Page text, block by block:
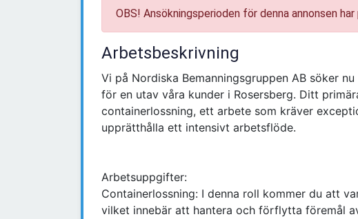
OBS! Ansökningsperioden för denna annonsen
Arbetsbeskrivning
Vi på Nordiska Bemanningsgruppen AB söker
för en utav våra kunder i Rosersberg. Ditt
containerlossning, ett arbete som kräver
upprätthålla ett intensivt arbetsflöde.
Arbetsuppgifter:
Containerlossning: I denna roll kommer du att
vilket innebär att hantera och förflytta föremål